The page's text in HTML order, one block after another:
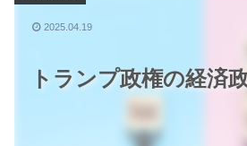
トランプ政権の経済
2025.04.19